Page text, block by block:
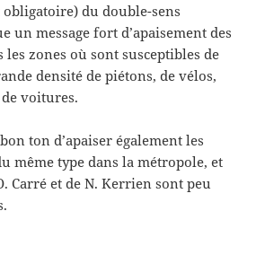
du double-sens
un message fort d’apaisement des
zones où sont susceptibles de
densité de piétons, de vélos,
voitures.
ton d’apaiser également les
même type dans la métropole, et
Carré et de N. Kerrien sont peu